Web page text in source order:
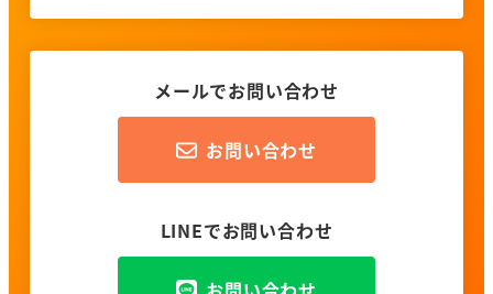
メールでお問い合わせ
お問い合わせ
LINEでお問い合わせ